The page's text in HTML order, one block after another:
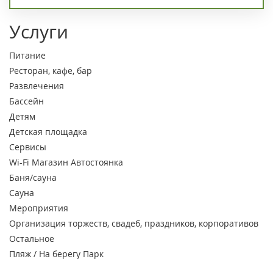
Услуги
Питание
Ресторан, кафе, бар
Развлечения
Бассейн
Детям
Детская площадка
Сервисы
Wi-Fi Магазин Автостоянка
Баня/сауна
Сауна
Мероприятия
Организация торжеств, свадеб, праздников, корпоративов
Остальное
Пляж / На берегу Парк